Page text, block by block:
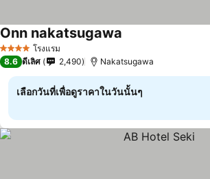
4 ดาว โรงแรม
Onn nakatsugawa
8.6 ดีเลิศ 2,490 Nakatsugawa
เลือกวันที่เพื่อดูราคาในวันนั้นๆ